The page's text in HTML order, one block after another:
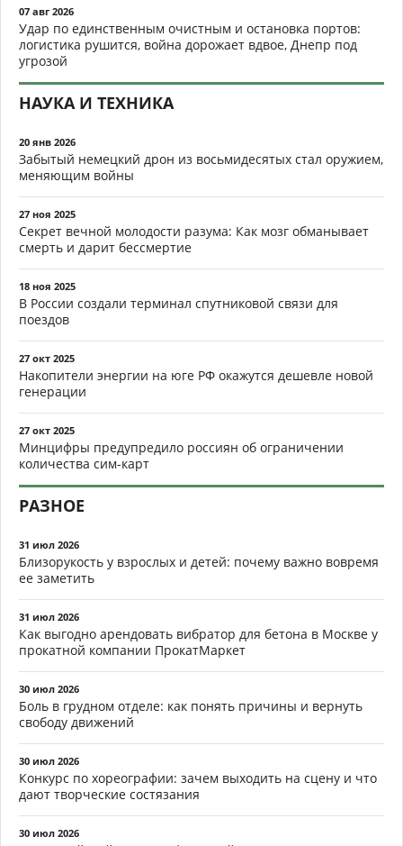
07 авг 2026
Удар по единственным очистным и остановка портов:
логистика рушится, война дорожает вдвое, Днепр под
угрозой
НАУКА И ТЕХНИКА
20 янв 2026
Забытый немецкий дрон из восьмидесятых стал оружием,
меняющим войны
27 ноя 2025
Секрет вечной молодости разума: Как мозг обманывает
смерть и дарит бессмертие
18 ноя 2025
В России создали терминал спутниковой связи для
поездов
27 окт 2025
Накопители энергии на юге РФ окажутся дешевле новой
генерации
27 окт 2025
Минцифры предупредило россиян об ограничении
количества сим-карт
РАЗНОЕ
31 июл 2026
Близорукость у взрослых и детей: почему важно вовремя
ее заметить
31 июл 2026
Как выгодно арендовать вибратор для бетона в Москве у
прокатной компании ПрокатМаркет
30 июл 2026
Боль в грудном отделе: как понять причины и вернуть
свободу движений
30 июл 2026
Конкурс по хореографии: зачем выходить на сцену и что
дают творческие состязания
30 июл 2026